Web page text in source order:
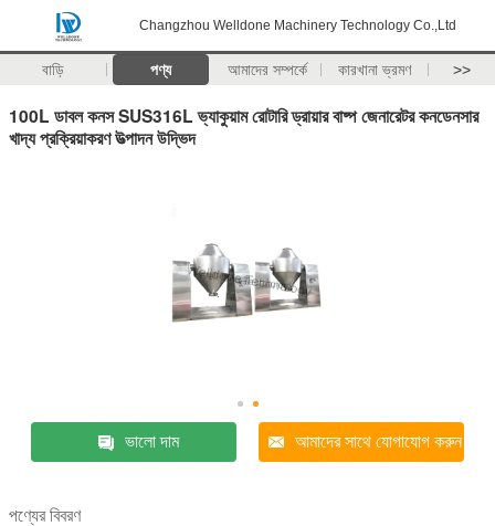
Changzhou Welldone Machinery Technology Co.,Ltd
বাড়ি পণ্য আমাদের সম্পর্কে কারখানা ভ্রমণ >>
100L ডাবল কনস SUS316L ভ্যাকুয়াম রোটারি ড্রায়ার বাষ্প জেনারেটর কনডেনসার
খাদ্য প্রক্রিয়াকরণ উত্পাদন উদ্ভিদ
ভালো দাম আমাদের সাথে যোগাযোগ করুন
পণ্যের বিবরণ